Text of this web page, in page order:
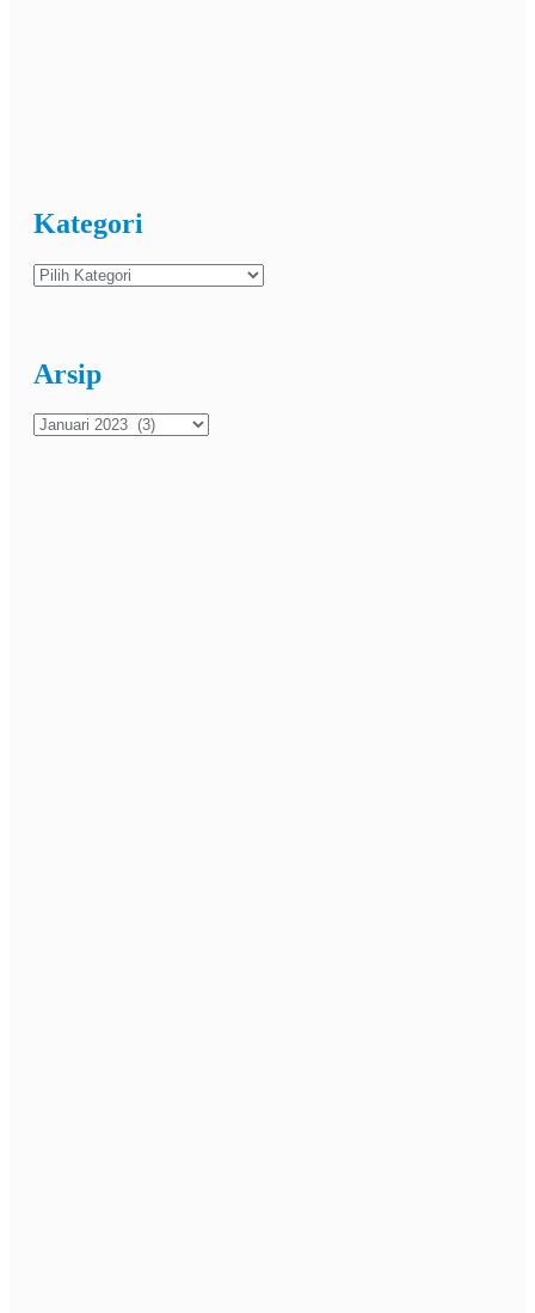
Kategori
Kategori
Arsip
Arsip